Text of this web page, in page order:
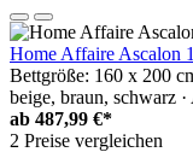
Home Affaire Ascalon
Bettgröße: 160 x 200
beige, braun, schwarz
ab 487,99 €*
2 Preise vergleichen